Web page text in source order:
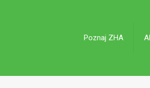
Poznaj ZHA